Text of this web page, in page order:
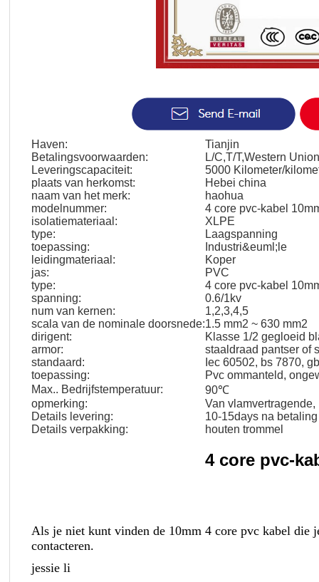
Haven:
Tianjin
Betalingsvoorwaarden:
L/C,T/T,Western
Leveringscapaciteit:
5000 Kilometer/
plaats van herkomst:
Hebei china
naam van het merk:
haohua
modelnummer:
4 core pvc-kabel
isolatiemateriaal:
XLPE
type:
Laagspanning
toepassing:
Industri&euml;le
leidingmateriaal:
Koper
jas:
PVC
type:
4 core pvc-kabel
spanning:
0.6/1kv
num van kernen:
1,2,3,4,5
scala van de nominale doorsnede:1.5 mm2 ~ 630 mm2
dirigent:
Klasse 1/2 gegloeid
armor:
staaldraad pantser of
standaard:
Iec 60502, bs 7870,
toepassing:
Pvc ommanteld,
Max.. Bedrijfstemperatuur:
90℃
opmerking:
Van
Details levering:
10-15days na betaling
Details verpakking:
houten trommel
4 core pvc-
Als je niet kunt vinden de 10mm 4 core pvc kabel die
contacteren.
jessie li